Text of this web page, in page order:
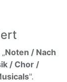
Noten / Nach
/ Chor /
".